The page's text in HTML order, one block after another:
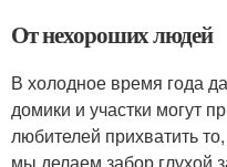
От нехороших людей
В холодное время года
домики и участки могут
любителей прихватить